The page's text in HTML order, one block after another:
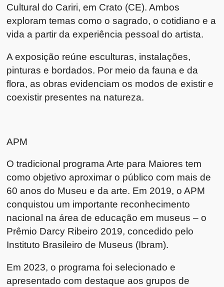
Cultural do Cariri, em Crato (CE). Ambos
exploram temas como o sagrado, o cotidiano e a
vida a partir da experiência pessoal do artista.
A exposição reúne esculturas, instalações,
pinturas e bordados. Por meio da fauna e da
flora, as obras evidenciam os modos de existir e
coexistir presentes na natureza.
APM
O tradicional programa Arte para Maiores tem
como objetivo aproximar o público com mais de
60 anos do Museu e da arte. Em 2019, o APM
conquistou um importante reconhecimento
nacional na área de educação em museus – o
Prêmio Darcy Ribeiro 2019, concedido pelo
Instituto Brasileiro de Museus (Ibram).
Em 2023, o programa foi selecionado e
apresentado com destaque aos grupos de